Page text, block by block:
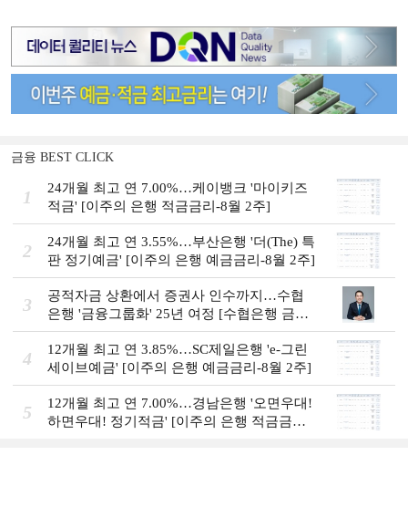
금융 BEST CLICK
1
24개월 최고 연 7.00%…케이뱅크 '마이키즈
적금' [이주의 은행 적금금리-8월 2주]
2
24개월 최고 연 3.55%…부산은행 '더(The) 특
판 정기예금' [이주의 은행 예금금리-8월 2주]
3
공적자금 상환에서 증권사 인수까지…수협
은행 '금융그룹화' 25년 여정 [수협은행 금융
그룹의 꿈①]
4
12개월 최고 연 3.85%…SC제일은행 'e-그린
세이브예금' [이주의 은행 예금금리-8월 2주]
5
12개월 최고 연 7.00%…경남은행 '오면우대!
하면우대! 정기적금' [이주의 은행 적금금